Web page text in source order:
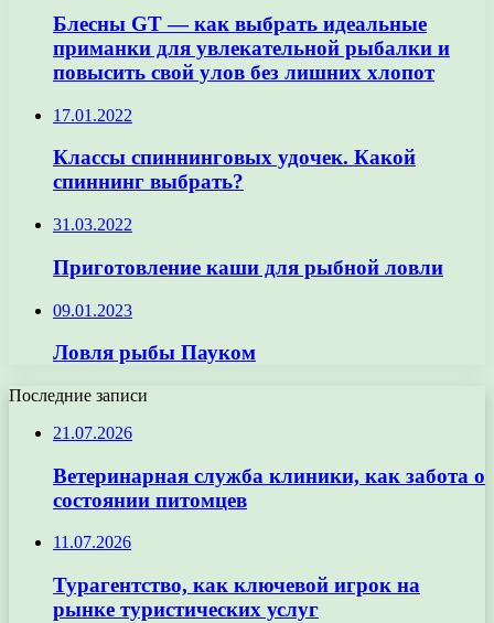
Блесны GT — как выбрать идеальные
приманки для увлекательной рыбалки и
повысить свой улов без лишних хлопот
17.01.2022
Классы спиннинговых удочек. Какой
спиннинг выбрать?
31.03.2022
Приготовление каши для рыбной ловли
09.01.2023
Ловля рыбы Пауком
Последние записи
21.07.2026
Ветеринарная служба клиники, как забота о
состоянии питомцев
11.07.2026
Турагентство, как ключевой игрок на
рынке туристических услуг